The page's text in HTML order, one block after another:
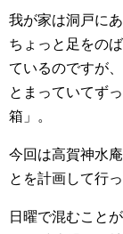
我が家は洞戸に
ちょっと足をの
ているのですが
とまっていてず
箱」。
今回は高賀神水
とを計画して行
日曜で混むこと